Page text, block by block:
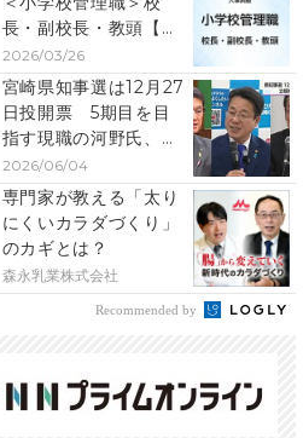
長・副校長・教頭【全
掲載】令和8年度 あ
な...
2026/03/26
宮崎県知事選は12月27
日投開票 5期目を目
指す現職の河野氏、元
県議の右松氏、元...
2026/06/04
専門家が教える「太り
にくいカラダづくり」
のカギとは？
森永乳業株式会社
Recommended by